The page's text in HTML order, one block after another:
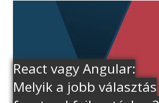
React vagy Angular:
Melyik a jobb választás